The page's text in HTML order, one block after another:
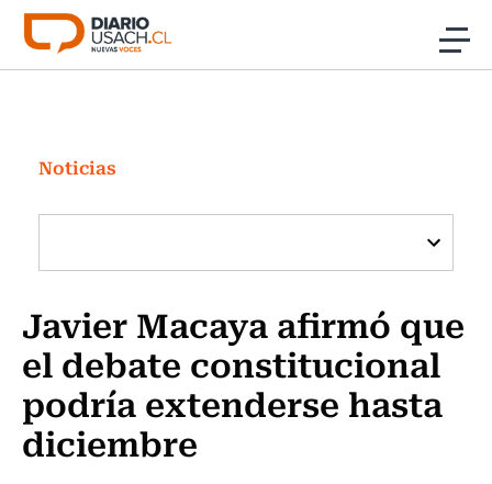
Click acá para ir directamente al contenido
Investigación
Cultura
Programas Radio y TV Usach
Noticias
Javier Macaya afirmó que
el debate constitucional
podría extenderse hasta
diciembre